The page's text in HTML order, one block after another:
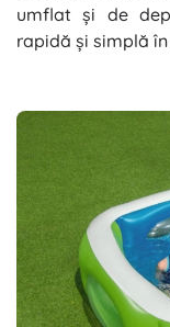
umflat și de
rapidă și simplă